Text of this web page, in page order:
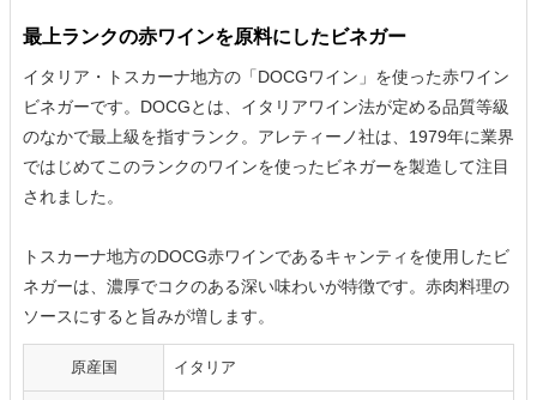
最上ランクの赤ワインを原料にしたビネガー
イタリア・トスカーナ地方の「DOCGワイン」を使った赤ワイン
ビネガーです。DOCGとは、イタリアワイン法が定める品質等級
のなかで最上級を指すランク。アレティーノ社は、1979年に業界
ではじめてこのランクのワインを使ったビネガーを製造して注目
されました。
トスカーナ地方のDOCG赤ワインであるキャンティを使用したビ
ネガーは、濃厚でコクのある深い味わいが特徴です。赤肉料理の
ソースにすると旨みが増します。
原産国 イタリア